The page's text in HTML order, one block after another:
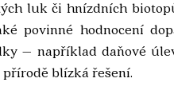
luk či hnízdních
povinné hodnocení
– například daňové
blízká řešení.